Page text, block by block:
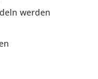
werden